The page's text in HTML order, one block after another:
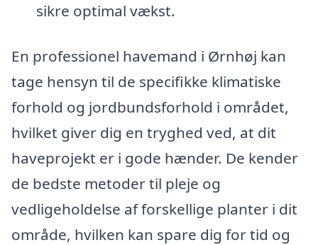
sikre optimal vækst.
En professionel havemand i Ørnhøj kan
tage hensyn til de specifikke klimatiske
forhold og jordbundsforhold i området,
hvilket giver dig en tryghed ved, at dit
haveprojekt er i gode hænder. De kender
de bedste metoder til pleje og
vedligeholdelse af forskellige planter i dit
område, hvilken kan spare dig for tid og